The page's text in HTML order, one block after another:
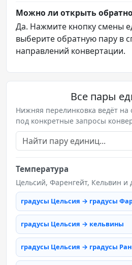
Можно ли открыть
Да. Нажмите кнопку смены
выберите обратную пару в
направлений конвертации.
Все пары
Нижняя перелинковка ведёт
под конкретные запросы
Температура
Цельсий, Фаренгейт, Кельвин и
градусы Цельсия → градусы
градусы Цельсия → кельвины
градусы Цельсия → градусы